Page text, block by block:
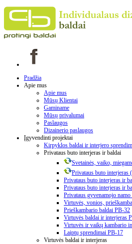
Pradžia
Apie mus
Apie mus
Mūsų Klientai
Gaminame
Mūsų privalumai
Paslaugos
Dizainerio paslaugos
Įgyvendinti projektai
Kirpyklos baldai ir interjero
Privataus buto interjeras ir baldai
Svetainės, vaiko,
Privataus buto interjeras
Privataus buto interjeras ir
Privataus buto interjeras ir
Privataus gyvenamojo
Virtuvės, vonios,
Prieškambario baldai PB-32
Virtuvės baldai ir interjeras
Virtuvės ir vaikų kambario
Laiptų sprendimai PB-17
Virtuvės baldai ir interjeras